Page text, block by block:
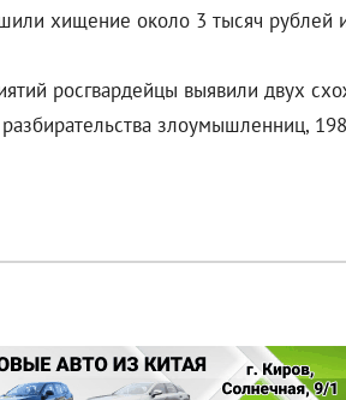
хищение около 3 тысяч рублей
росгвардейцы выявили двух
злоумышленниц,